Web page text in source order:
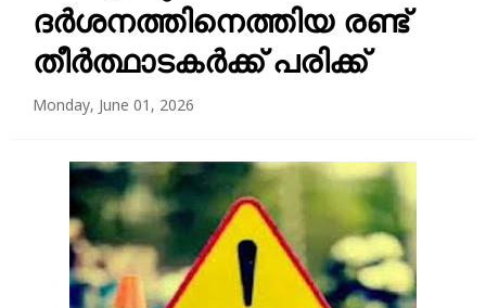
ദർശനത്തിനെത്തിയ രണ്ട്
തീർത്ഥാടകർക്ക് പരിക്ക്
Monday, June 01, 2026